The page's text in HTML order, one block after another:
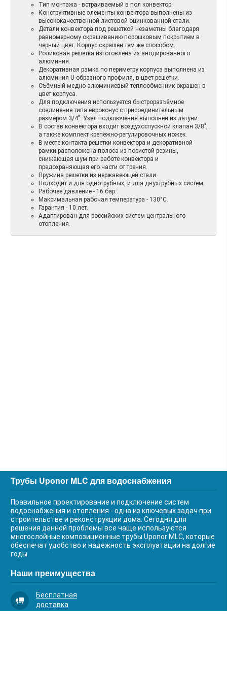
Тип монтажа - встраиваемый в пол конвектор.
Конструктивные элементы конвектора выполнены из
высококачественной листовой оцинкованной стали.
Детали конвектора под решеткой незаметны благодаря
равномерному окрашиванию порошковым покрытием в
черный цвет. Корпус окрашен тем же способом.
Роликовая решётка изготовлена из анодированного
алюминия.
Декоративная рамка по периметру корпуса выполнена из
алюминия U-образного профиля, в цвет решетки.
Съёмный медно-алюминиевый теплообменник окрашен в
цвет корпуса.
Для подключения используется быстроразъёмное
соединение типа евроконус с присоединительным
размером 3/4". Узел подключения выполнен из латуни.
В состав конвектора входит воздухоспускной клапан 3/8",
а также комплект крепёжно-регулировочных ножек.
В месте контакта решетки конвектора и декоративной
рамки расположена полоса из пористой резины,
снижающая шум при работе конвектора и
предохраняющая его части от трения.
Пружина решетки из нержавеющей стали.
Подходит и для однотрубных, и для двухтрубных систем.
Рабочее давление - 16 бар.
Максимальная рабочая температура - 130°С.
Гарантия - 10 лет.
Адаптирован для российских систем центрального
отопления.
Трубы Uponor MLC для водоснабжения
Правильное проектирование и подключение систем
водоснабжения и отопления - одна из ключевых задач при
строительстве и реконструкции дома. Сегодня для
решения данной проблемы все чаще используются
многослойные композиционные трубы Uponor MLC, которые
обеспечат удобство и надежность эксплуатации на долгие
годы.
Наши преимущества
Бесплатная
доставка